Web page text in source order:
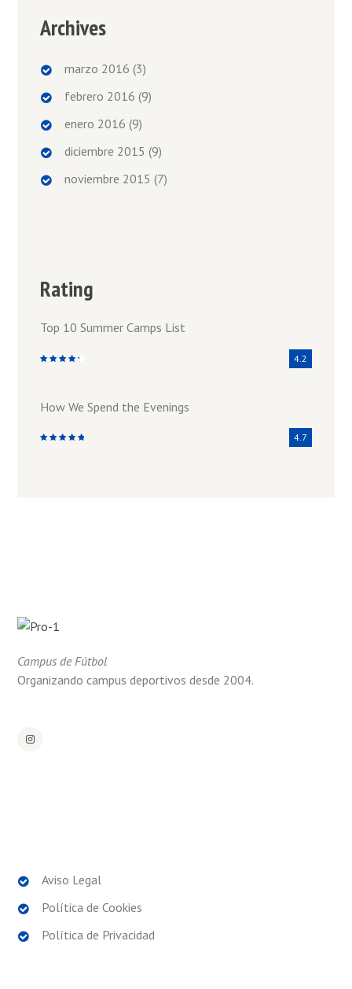
Archives
marzo 2016 (3)
febrero 2016 (9)
enero 2016 (9)
diciembre 2015 (9)
noviembre 2015 (7)
Rating
Top 10 Summer Camps List
4.2
How We Spend the Evenings
4.7
Campus de Fútbol
Organizando campus deportivos desde 2004.
Aviso Legal
Política de Cookies
Política de Privacidad